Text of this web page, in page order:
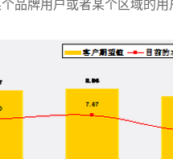
品牌用户或者某个区域的